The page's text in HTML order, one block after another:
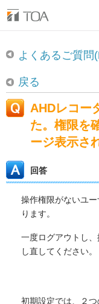
よくあるご質問
戻る
AHDレコー
た。権限を
ージ表示さ
回答
操作権限がないユ
ります。
一度ログアウトし
し直してください。
初期設定では、２